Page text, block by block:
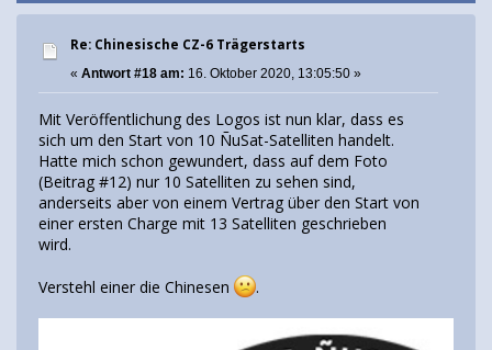
Re: Chinesische CZ-6 Trägerstarts
« Antwort #18 am: 16. Oktober 2020, 13:05:50 »
Mit Veröffentlichung des Logos ist nun klar, dass es
sich um den Start von 10 ÑuSat-Satelliten handelt.
Hatte mich schon gewundert, dass auf dem Foto
(Beitrag #12) nur 10 Satelliten zu sehen sind,
anderseits aber von einem Vertrag über den Start von
einer ersten Charge mit 13 Satelliten geschrieben
wird.
Verstehl einer die Chinesen .